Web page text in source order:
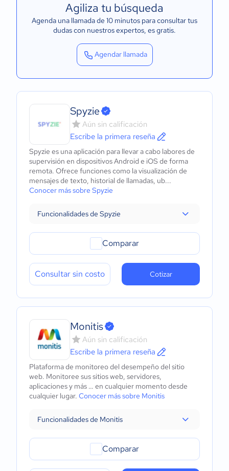
Agiliza tu búsqueda
Agenda una llamada de 10 minutos para consultar tus
dudas con nuestros expertos, es gratis.
Agendar llamada
Spyzie
Aún sin calificación
Escribe la primera reseña
Spyzie es una aplicación para llevar a cabo labores de
supervisión en dispositivos Android e iOS de forma
remota. Ofrece funciones como la visualización de
mensajes de texto, historial de llamadas, ub...
Conocer más sobre Spyzie
Funcionalidades de Spyzie
Comparar
Consultar sin costo Cotizar
Monitis
Aún sin calificación
Escribe la primera reseña
Plataforma de monitoreo del desempeño del sitio
web. Monitoree sus sitios web, servidores,
aplicaciones y más … en cualquier momento desde
cualquier lugar. Conocer más sobre Monitis
Funcionalidades de Monitis
Comparar